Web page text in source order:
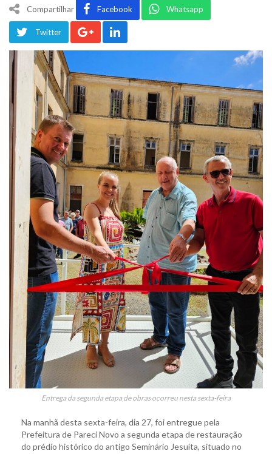
Compartilhar Facebook Whatsapp
Twitter
Entrega da segunda etapa de obras ocorreu nesta sexta-feira
Na manhã desta sexta-feira, dia 27, foi entregue pela
Prefeitura de Pareci Novo a segunda etapa de restauração
do prédio histórico do antigo Seminário Jesuíta, situado no